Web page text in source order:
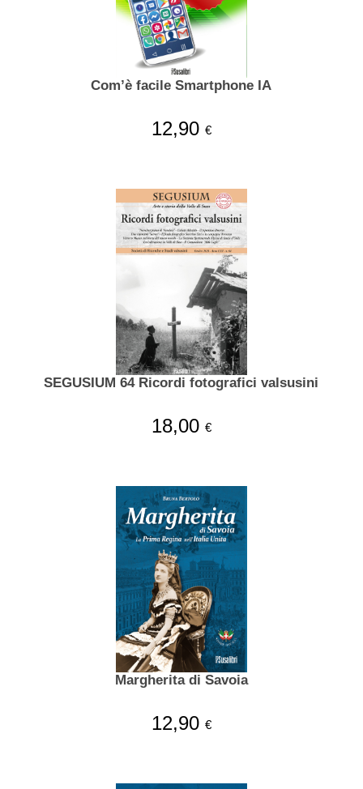
Com’è facile Smartphone IA
12,90 €
SEGUSIUM 64 Ricordi fotografici valsusini
18,00 €
Margherita di Savoia
12,90 €